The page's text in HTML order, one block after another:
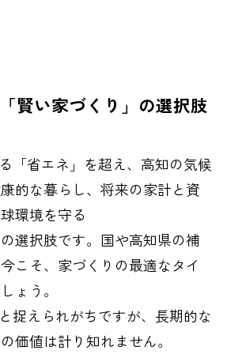
賢い家づくり」の選択肢
「省エネ」を超え、高知の気候
的な暮らし、将来の家計と資
環境を守る
の選択肢です。国や高知県の補
こそ、家づくりの最適なタイ
ょう。
捉えられがちですが、長期的な
価値は計り知れません。